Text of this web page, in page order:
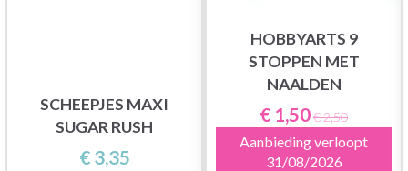
SCHEEPJES MAXI
SUGAR RUSH
€ 3,35
HOBBYARTS 9
STOPPEN MET
NAALDEN
€ 1,50€ 2,50
Aanbieding verloopt
31/08/2026